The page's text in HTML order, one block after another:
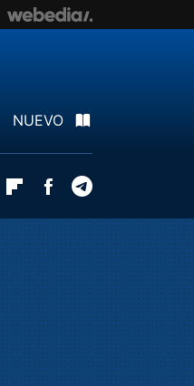
NUEVO
Twitter FlipboardFacebook